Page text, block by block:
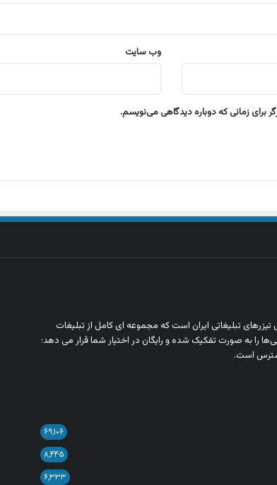
وب‌ سایت
برای زمانی که دوباره دیدگاهی می‌نویسم.
تیزرهای تبلیغاتی ایران است که مجموعه‌ ای کامل از تبلیغات
را به‌ صورت تفکیک‌ شده و رایگان در اختیار شما قرار می‌ دهد؛
است.
۶۹,۱۰۶
۸,۴۴۵
۶,۳۳۳